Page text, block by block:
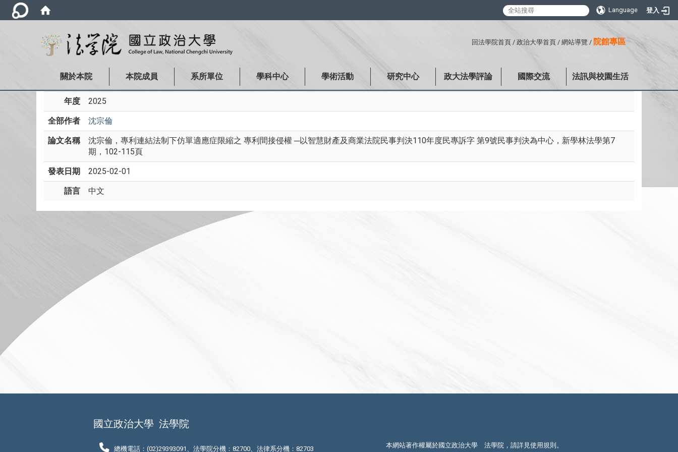
Language 登入
回法學院首頁 / 政治大學首頁 / 網站導覽 / 院館專區
關於本院 本院成員 系所單位 學科中心 學術活動 研究中心 政大法學評論 國際交流 法訊與校園生活
年度 2025
全部作者 沈宗倫
論文名稱
沈宗倫，專利連結法制下仿單適應症限縮之 專利間接侵權 ─以智慧財產及商業法院民事判決110年度民專訴字 第9號民事判決為中心，新學林法學第7
期，102-115頁
發表日期 2025-02-01
語言 中文
國立政治大學 法學院
總機電話：(02)29393091、法學院分機：82700、法律系分機：82703 本網站著作權屬於國立政治大學 法學院，請詳見使用規則 。